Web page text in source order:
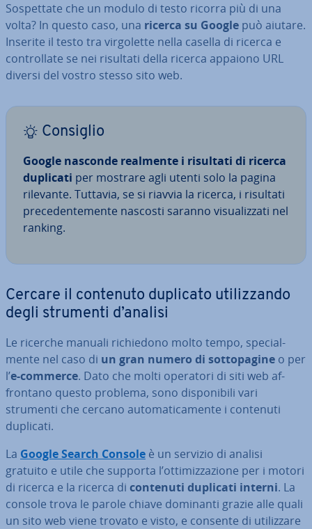
So­spet­ta­te che un modulo di testo ricorra più di una
volta? In questo caso, una ricerca su Google può aiutare.
Inserite il testo tra vir­go­let­te nella casella di ricerca e
con­trol­la­te se nei risultati della ricerca appaiono URL
diversi del vostro stesso sito web.
Consiglio
Google nasconde realmente i risultati di ricerca
duplicati per mostrare agli utenti solo la pagina
rilevante. Tuttavia, se si riavvia la ricerca, i risultati
pre­ce­den­te­men­te nascosti saranno vi­sua­liz­za­ti nel
ranking.
Cercare il contenuto duplicato uti­liz­zan­do
degli strumenti d’analisi
Le ricerche manuali ri­chie­do­no molto tempo, spe­cial­
men­te nel caso di un gran numero di sot­to­pa­gi­ne o per
l’e-commerce. Dato che molti operatori di siti web af­
fron­ta­no questo problema, sono di­spo­ni­bi­li vari
strumenti che cercano au­to­ma­ti­ca­men­te i contenuti
duplicati.
La Google Search Console è un servizio di analisi
gratuito e utile che supporta l’ot­ti­miz­za­zio­ne per i motori
di ricerca e la ricerca di contenuti duplicati interni. La
console trova le parole chiave dominanti grazie alle quali
un sito web viene trovato e visto, e consente di uti­liz­za­re